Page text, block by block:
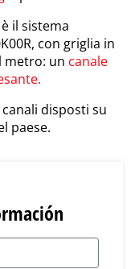
il sistema
con griglia in
metro: un canale
disposti su
paese.